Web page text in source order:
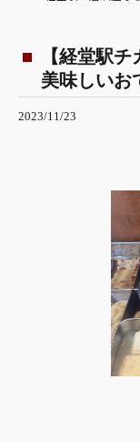
【経堂駅
美味しいお
2023/11/23